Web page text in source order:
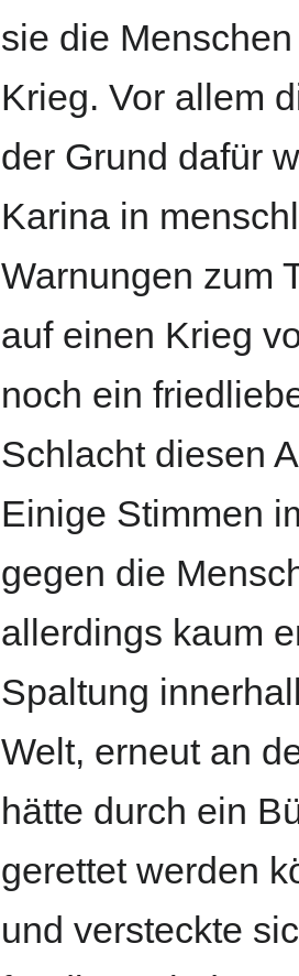
sie die
Krieg. Vor allem
der Grund dafür
Karina in
Warnungen zum
auf einen Krieg
noch ein
Schlacht diesen
Einige Stimmen
gegen die
allerdings kaum
Spaltung
Welt, erneut an
hätte durch ein
gerettet werden
und versteckte